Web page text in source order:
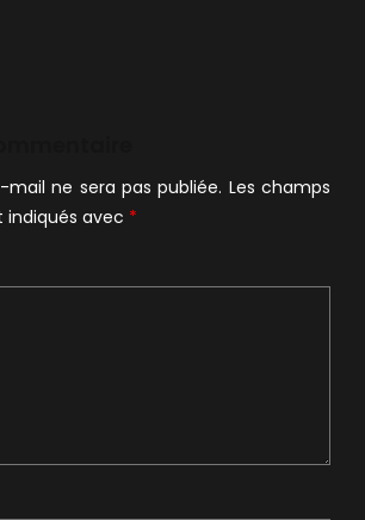
mail ne sera pas publiée. Les champs
indiqués avec *